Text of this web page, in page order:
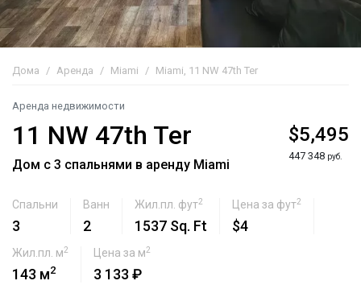
Дома Аренда Miami Miami, 11 NW 47th Ter
Аренда недвижимости
11 NW 47th Ter
Дом с 3 спальнями в аренду Miami
$5,495
447 348 руб.
Спальни
3
Ванн
2
Жил.пл. фут2
1537 Sq. Ft
Цена за фут2
$4
Жил.пл. м2
143 м2
Цена за м2
3 133 ₽